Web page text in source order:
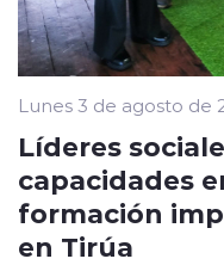
Lunes 3 de agosto de
Líderes
capacidades
formación
en Tirúa